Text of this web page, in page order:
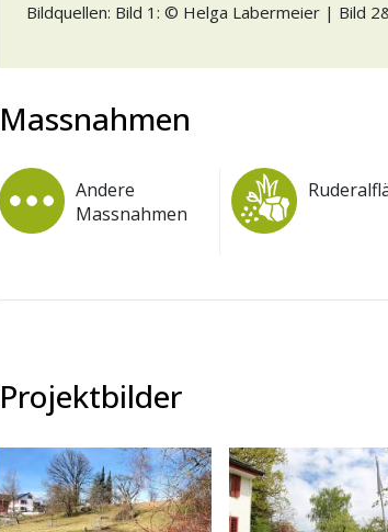
Bildquellen: Bild 1: © Helga Labermeier | Bild
Massnahmen
Andere
Massnahmen
Projektbilder